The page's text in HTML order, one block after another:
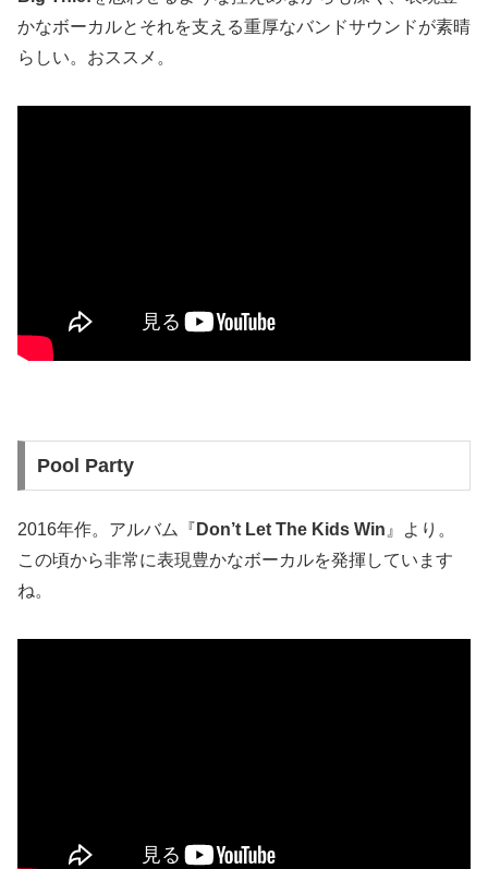
かなボーカルとそれを支える重厚なバンドサウンドが素晴
らしい。おススメ。
Pool Party
2016年作。アルバム『 Don’t Let The Kids Win 』より。
この頃から非常に表現豊かなボーカルを発揮しています
ね。